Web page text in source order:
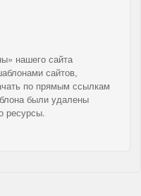
нашего сайта
сайтов,
по прямым ссылкам
были удалены
ресурсы.